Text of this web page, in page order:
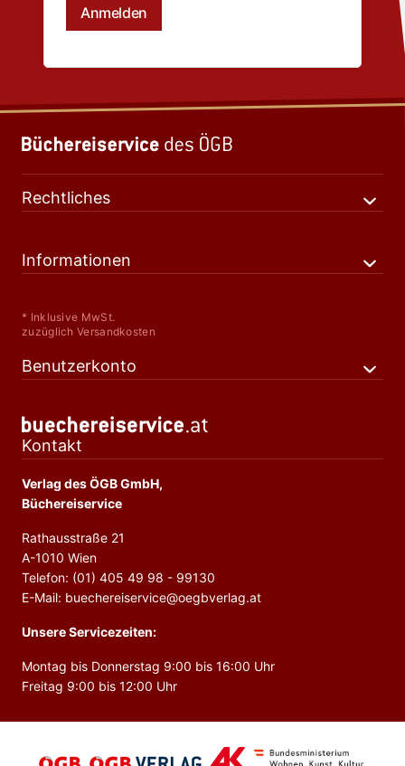
Rechtliches
Informationen
* Inklusive MwSt.
zuzüglich Versandkosten
Benutzerkonto
Kontakt
Verlag des ÖGB GmbH,
Büchereiservice
Rathausstraße 21
A-1010 Wien
Telefon: (01) 405 49 98 - 99130
E-Mail: buechereiservice@oegbverlag.at
Unsere Servicezeiten:
Montag bis Donnerstag 9:00 bis 16:00 Uhr
Freitag 9:00 bis 12:00 Uhr